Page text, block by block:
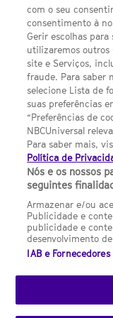
Termos E Condições
FILMES
UMA DIVISÃO
Contact us by email:
NBC Universal
by Universal Studios
NBC Universal
95. Planta 10 Edificio
SYFY Portugal is
(CNMC).
Channel
com o seu
consentimento à
Gerir escolhas para
utilizaremos outros
site e Serviços,
fraude. Para saber
selecione Lista de
suas preferências
“Preferências de
NBCUniversal
Para saber mais,
Política de
Nós e os nossos
seguintes
Armazenar e/ou
Publicidade e
publicidade e
desenvolvimento
IAB e Fornecedores